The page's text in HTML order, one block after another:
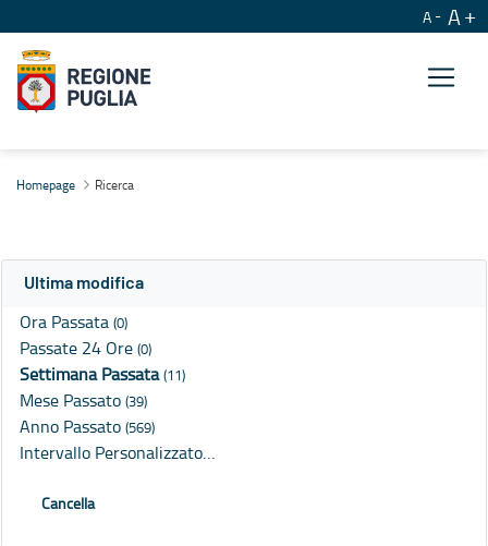
A A
Homepage Ricerca
Ultima modifica
Ora Passata (0)
Passate 24 Ore (0)
Settimana Passata(11)
Mese Passato (39)
Anno Passato (569)
Intervallo Personalizzato…
Cancella